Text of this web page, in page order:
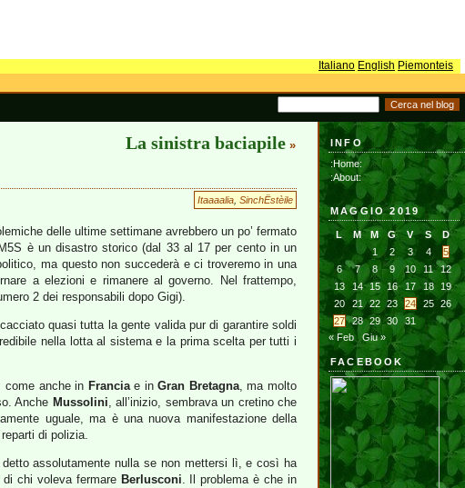
Italiano English Piemonteis
La sinistra baciapile »
Itaaaalia SinchËstèile
delle ultime settimane avrebbero un po’ fermato
è un disastro storico (dal 33 al 17 per cento in un
ma questo non succederà e ci troveremo in una
a elezioni e rimanere al governo. Nel frattempo,
2 dei responsabili dopo Gigi).
quasi tutta la gente valida pur di garantire soldi
nella lotta al sistema e la prima scelta per tutti i
come anche in Franciae inGran Bretagna, ma molto
Anche Mussolini, all’inizio, sembrava un cretino che
uguale, ma è una nuova manifestazione della
di polizia.
assolutamente nulla se non mettersi lì, e così ha
chi voleva fermare Berlusconi. Il problema è che in
INFO
:Home:
:About:
MAGGIO 2019
L M M G V S
D
1
2 3 4
5
6
7 8 9 10 11
12
13
14 15 16 17 18
19
20
21 22 23 24 25
26
27
28 29 30
31
« Feb
Giu »
FACEBOOK